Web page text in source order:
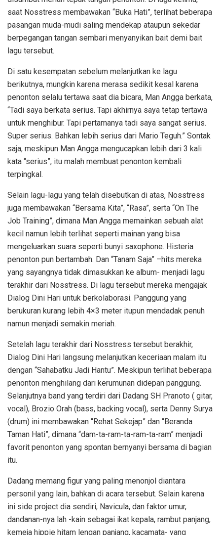
saat Nosstress membawakan “Buka Hati”, terlihat beberapa
pasangan muda-mudi saling mendekap ataupun sekedar
berpegangan tangan sembari menyanyikan bait demi bait
lagu tersebut.
Di satu kesempatan sebelum melanjutkan ke lagu
berikutnya, mungkin karena merasa sedikit kesal karena
penonton selalu tertawa saat dia bicara, Man Angga berkata,
“Tadi saya berkata serius. Tapi akhirnya saya tetap tertawa
untuk menghibur. Tapi pertamanya tadi saya sangat serius.
Super serius. Bahkan lebih serius dari Mario Teguh.” Sontak
saja, meskipun Man Angga mengucapkan lebih dari 3 kali
kata “serius”, itu malah membuat penonton kembali
terpingkal.
Selain lagu-lagu yang telah disebutkan di atas, Nosstress
juga membawakan “Bersama Kita”, “Rasa”, serta “On The
Job Training”, dimana Man Angga memainkan sebuah alat
kecil namun lebih terlihat seperti mainan yang bisa
mengeluarkan suara seperti bunyi saxophone. Histeria
penonton pun bertambah. Dan “Tanam Saja” –hits mereka
yang sayangnya tidak dimasukkan ke album- menjadi lagu
terakhir dari Nosstress. Di lagu tersebut mereka mengajak
Dialog Dini Hari untuk berkolaborasi. Panggung yang
berukuran kurang lebih 4×3 meter itupun mendadak penuh
namun menjadi semakin meriah.
Setelah lagu terakhir dari Nosstress tersebut berakhir,
Dialog Dini Hari langsung melanjutkan keceriaan malam itu
dengan “Sahabatku Jadi Hantu”. Meskipun terlihat beberapa
penonton menghilang dari kerumunan didepan panggung.
Selanjutnya band yang terdiri dari Dadang SH Pranoto ( gitar,
vocal), Brozio Orah (bass, backing vocal), serta Denny Surya
(drum) ini membawakan “Rehat Sekejap” dan “Beranda
Taman Hati”, dimana “dam-ta-ram-ta-ram-ta-ram” menjadi
favorit penonton yang spontan bernyanyi bersama di bagian
itu.
Dadang memang figur yang paling menonjol diantara
personil yang lain, bahkan di acara tersebut. Selain karena
ini side project dia sendiri, Navicula, dan faktor umur,
dandanan-nya lah -kain sebagai ikat kepala, rambut panjang,
kemeja hippie hitam lengan panjang, kacamata- yang